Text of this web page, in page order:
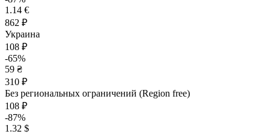
1.14 €
862 ₽
Украина
108 ₽
-65%
59 ₴
310 ₽
Без региональных ограничений (Region free)
108 ₽
-87%
1.32 $